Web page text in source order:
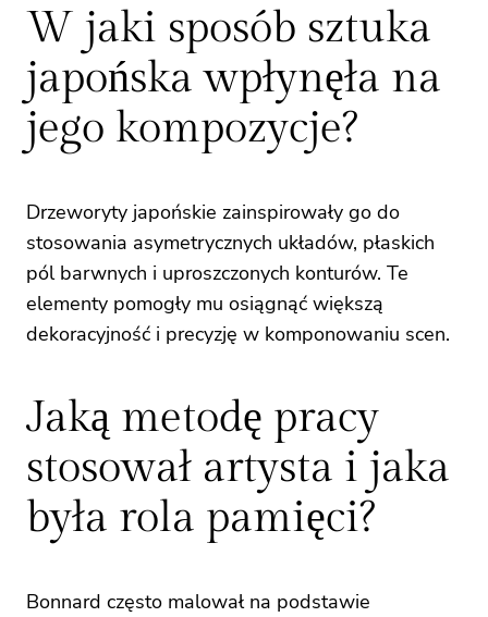
W jaki sposób sztuka
japońska wpłynęła na
jego kompozycje?
Drzeworyty japońskie zainspirowały go do
stosowania asymetrycznych układów, płaskich
pól barwnych i uproszczonych konturów. Te
elementy pomogły mu osiągnąć większą
dekoracyjność i precyzję w komponowaniu scen.
Jaką metodę pracy
stosował artysta i jaka
była rola pamięci?
Bonnard często malował na podstawie